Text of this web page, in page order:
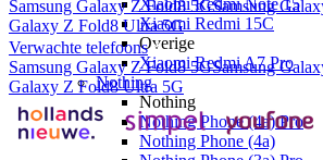
Xiaomi Redmi Note 15
Xiaomi Redmi 15C
Overige
Xiaomi Redmi A7 Pro
Nothing
Nothing
Nothing Phone (4a) Pro
Nothing Phone (4a)
Samsung Galaxy Z Fold8 5GSamsung
Galaxy Z Fold8 Ultra 5G
Verwachte telefoons
Samsung Galaxy Z Fold8 5GSamsung
Galaxy Z Fold8 Ultra 5G